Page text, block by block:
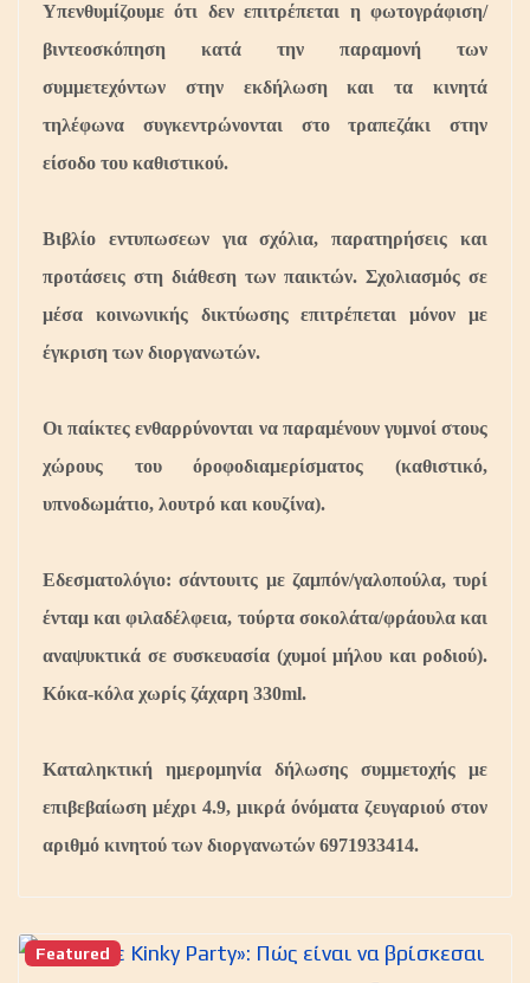
Υπενθυμίζουμε ότι δεν επιτρέπεται η φωτογράφιση/
βιντεοσκόπηση κατά την παραμονή των
συμμετεχόντων στην εκδήλωση και τα κινητά
τηλέφωνα συγκεντρώνονται στο τραπεζάκι στην
είσοδο του καθιστικού.
Βιβλίο εντυπωσεων για σχόλια, παρατηρήσεις και
προτάσεις στη διάθεση των παικτών. Σχολιασμός σε
μέσα κοινωνικής δικτύωσης επιτρέπεται μόνον με
έγκριση των διοργανωτών.
Οι παίκτες ενθαρρύνονται να παραμένουν γυμνοί στους
χώρους του όροφοδιαμερίσματος (καθιστικό,
υπνοδωμάτιο, λουτρό και κουζίνα).
Εδεσματολόγιο: σάντουιτς με ζαμπόν/γαλοπούλα, τυρί
ένταμ και φιλαδέλφεια, τούρτα σοκολάτα/φράουλα και
αναψυκτικά σε συσκευασία (χυμοί μήλου και ροδιού).
Κόκα-κόλα χωρίς ζάχαρη 330ml.
Kαταληκτική ημερομηνία δήλωσης συμμετοχής με
επιβεβαίωση μέχρι 4.9, μικρά όνόματα ζευγαριού στον
αριθμό κινητού των διοργανωτών 6971933414.
Featured